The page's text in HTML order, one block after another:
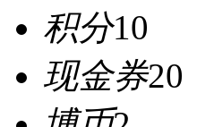
积分10
现金券20